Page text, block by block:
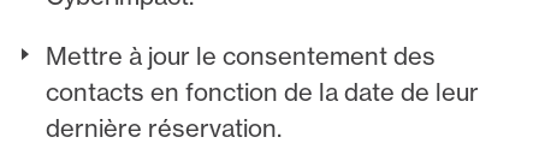
Mettre à jour le consentement des
contacts en fonction de la date de leur
dernière réservation.